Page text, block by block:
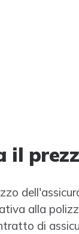
il
alla
di